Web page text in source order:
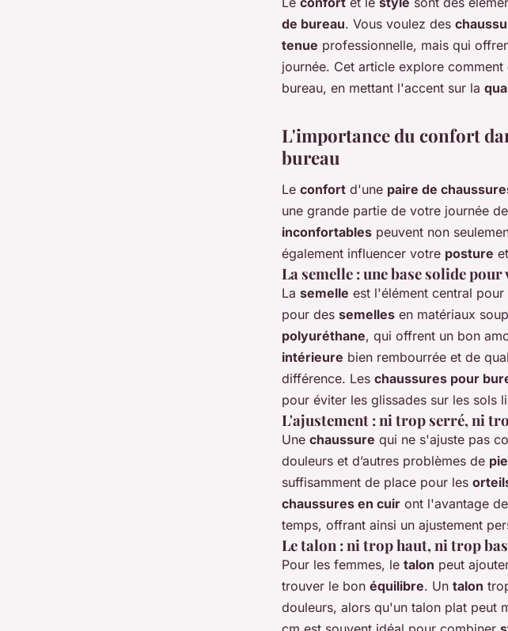
de bureau. Vous voulez des
tenue professionnelle, mais qui
journée. Cet article explore comment
bureau, en mettant l'accent sur la
L'importance du confort
bureau
Le confort d'une paire de
une grande partie de votre journée
inconfortables peuvent non
également influencer votre posture
La semelle : une base solide pour
La semelle est l'élément central pour
pour des semelles en matériaux
polyuréthane, qui offrent un bon
intérieure bien rembourrée et de
différence. Les chaussures pour
pour éviter les glissades sur les sols
L'ajustement : ni trop serré, ni
Une chaussure qui ne s'ajuste pas
douleurs et d’autres problèmes de
suffisamment de place pour les
chaussures en cuir ont l'avantage
temps, offrant ainsi un ajustement
Le talon : ni trop haut, ni trop bas
Pour les femmes, le talon peut
trouver le bon équilibre. Un talon
douleurs, alors qu'un talon plat peut